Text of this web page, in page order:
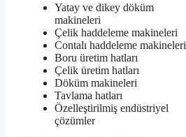
Yatay ve dikey döküm
makineleri
Çelik haddeleme makineleri
Contalı haddeleme makineleri
Boru üretim hatları
Çelik üretim hatları
Döküm makineleri
Tavlama hatları
Özelleştirilmiş endüstriyel
çözümler